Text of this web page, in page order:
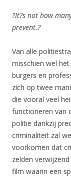
?It?s not how
prevent.?
Van alle
misschien wel
burgers en
zich op twee
die vooral veel
functioneren van
politie dankzij
criminaliteit zal
voorkomen dat
zelden
film waarin een